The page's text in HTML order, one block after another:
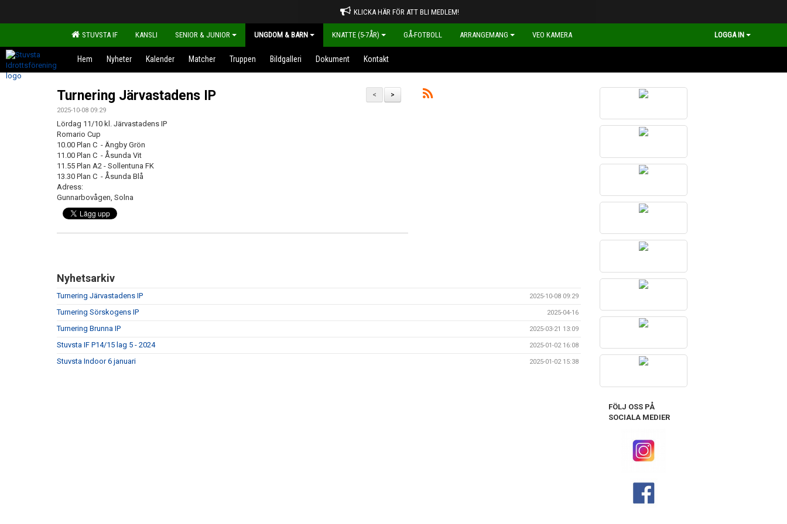
KLICKA HÄR FÖR ATT BLI MEDLEM!
STUVSTA IF KANSLI SENIOR & JUNIOR UNGDOM & BARN KNATTE (5-7ÅR) GÅ-FOTBOLL ARRANGEMANG VEO KAMERA LOGGA IN
Hem Nyheter Kalender Matcher Truppen Bildgalleri Dokument Kontakt
>
<
Turnering Järvastadens IP
2025-10-08 09:29
Lördag 11/10 kl. Järvastadens IP
Romario Cup
10.00 Plan C - Ängby Grön
11.00 Plan C - Åsunda Vit
11.55 Plan A2 - Sollentuna FK
13.30 Plan C - Åsunda Blå
Adress:
Gunnarbovågen, Solna
Nyhetsarkiv
Turnering Järvastadens IP 2025-10-08 09:29
Turnering Sörskogens IP 2025-04-16
Turnering Brunna IP 2025-03-21 13:09
Stuvsta IF P14/15 lag 5 - 2024 2025-01-02 16:08
Stuvsta Indoor 6 januari 2025-01-02 15:38
FÖLJ OSS PÅ
SOCIALA MEDIER